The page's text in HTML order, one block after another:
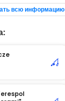
всю информацию